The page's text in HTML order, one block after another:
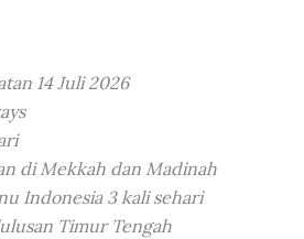
14 Juli 2026
di Mekkah dan Madinah
Indonesia 3 kali sehari
Timur Tengah